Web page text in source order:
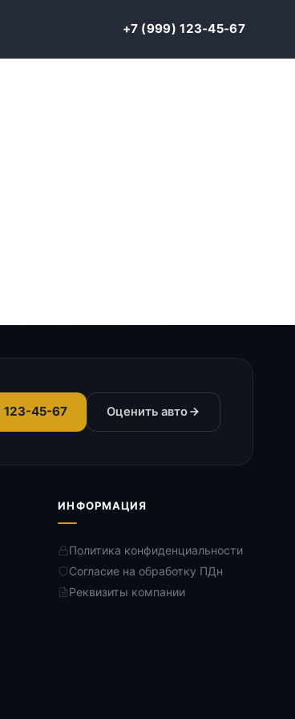
+7 (999) 123-45-67
123-45-67 Оценить авто
ИНФОРМАЦИЯ
Политика конфиденциальности
Согласие на обработку ПДн
Реквизиты компании